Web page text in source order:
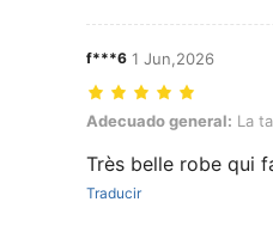
f***6 1 Jun,2026
Adecuado general: La talla
Adecuado general: La
Très belle robe qui
Traducir